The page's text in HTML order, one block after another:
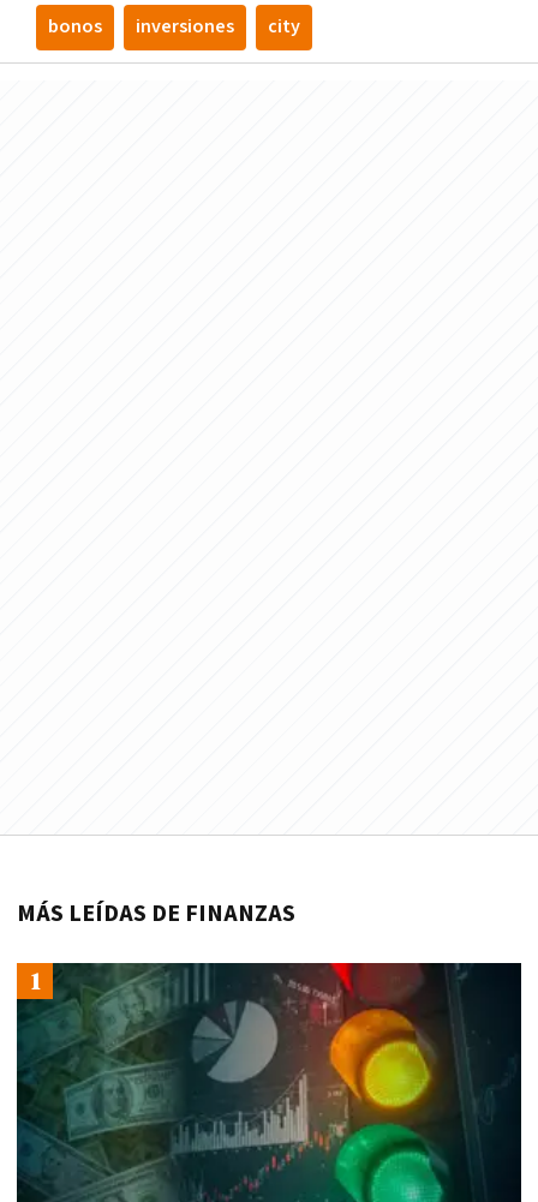
bonos inversiones city
MÁS LEÍDAS DE FINANZAS